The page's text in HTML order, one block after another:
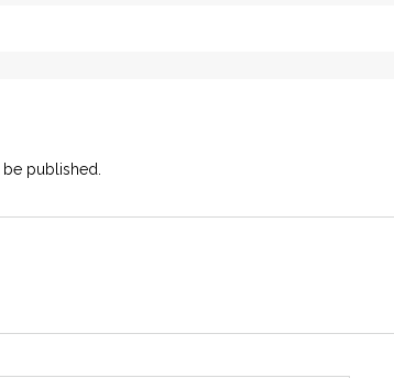
published.